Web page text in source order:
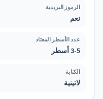
الرموز البريدية
نعم
عدد الأسطر المعتاد
3-5 أسطر
الكتابة
لاتينية